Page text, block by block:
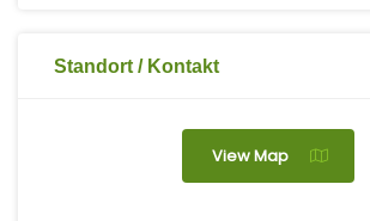
Standort / Kontakt
View Map